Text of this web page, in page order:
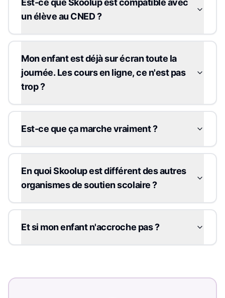
Est-ce que Skoolup est compatible avec
un élève au CNED ?
Mon enfant est déjà sur écran toute la
journée. Les cours en ligne, ce n'est pas
trop ?
Est-ce que ça marche vraiment ?
En quoi Skoolup est différent des autres
organismes de soutien scolaire ?
Et si mon enfant n'accroche pas ?